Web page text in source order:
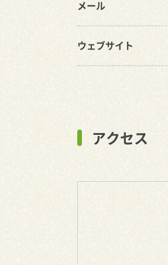
メール
ウェブサイト
アクセス